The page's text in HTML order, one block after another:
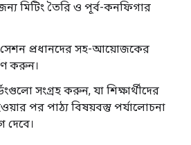
মিটিং তৈরি ও পূর্ব-কনফিগার
সেশন প্রধানদের সহ-আয়োজকের
করুন।
সংগ্রহ করুন, যা শিক্ষার্থীদের
পর পাঠ্য বিষয়বস্তু পর্যালোচনা